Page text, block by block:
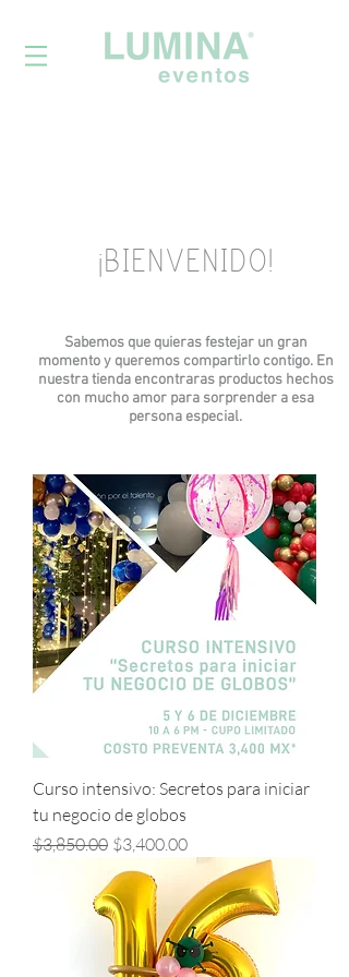
¡BIENVENIDO!
Sabemos que quieras festejar un gran
momento y queremos compartirlo contigo. En
nuestra tienda encontraras productos hechos
con mucho amor para sorprender a esa
persona especial.
Curso intensivo: Secretos para iniciar
tu negocio de globos
Precio
$3,850.00 Precio de oferta
$3,400.00
InnoTech Apps